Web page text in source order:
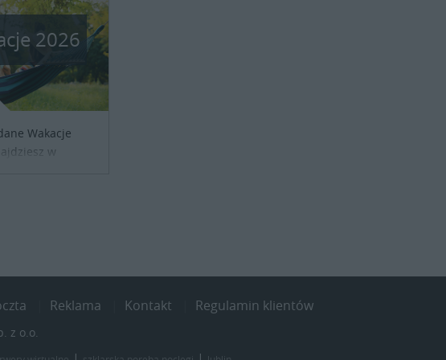
2026
Wakacje
w
Reklama Kontakt Regulamin klientów
z o.o.